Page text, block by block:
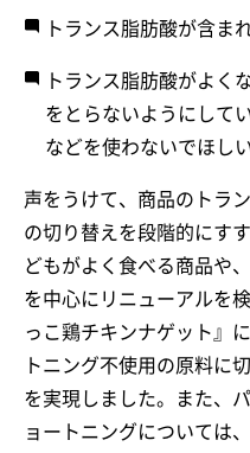
トランス脂肪酸が含ま
トランス脂肪酸がよく
をとらないようにして
などを使わないでほし
声をうけて、商品のトラ
の切り替えを段階的にす
どもがよく食べる商品や
を中心にリニューアルを
っこ鶏チキンナゲット』
トニング不使用の原料に
を実現しました。また、
ョートニングについては